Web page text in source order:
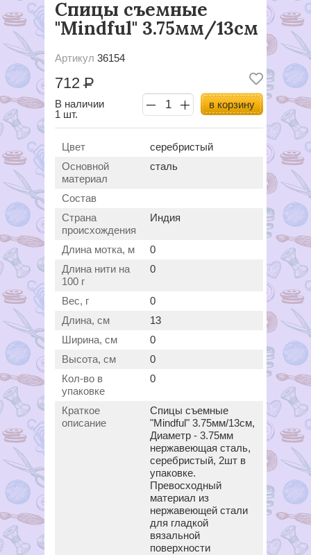
Спицы съемные
"Mindful" 3.75мм/13см
Артикул 36154
712Р
В наличии
1 шт.
в корзину
Цвет
серебристый
Основной
материал
сталь
Состав
Страна
происхождения
Индия
Длина мотка, м
0
Длина нити на
100 г
0
Вес, г
0
Длина, см
13
Ширина, см
0
Высота, см
0
Кол-во в
упаковке
0
Краткое
описание
Спицы съемные
"Mindful" 3.75мм/13см,
Диаметр - 3.75мм
нержавеющая сталь,
серебристый, 2шт в
упаковке.
Превосходный
материал из
нержавеющей стали
для гладкой
вязальной
поверхности